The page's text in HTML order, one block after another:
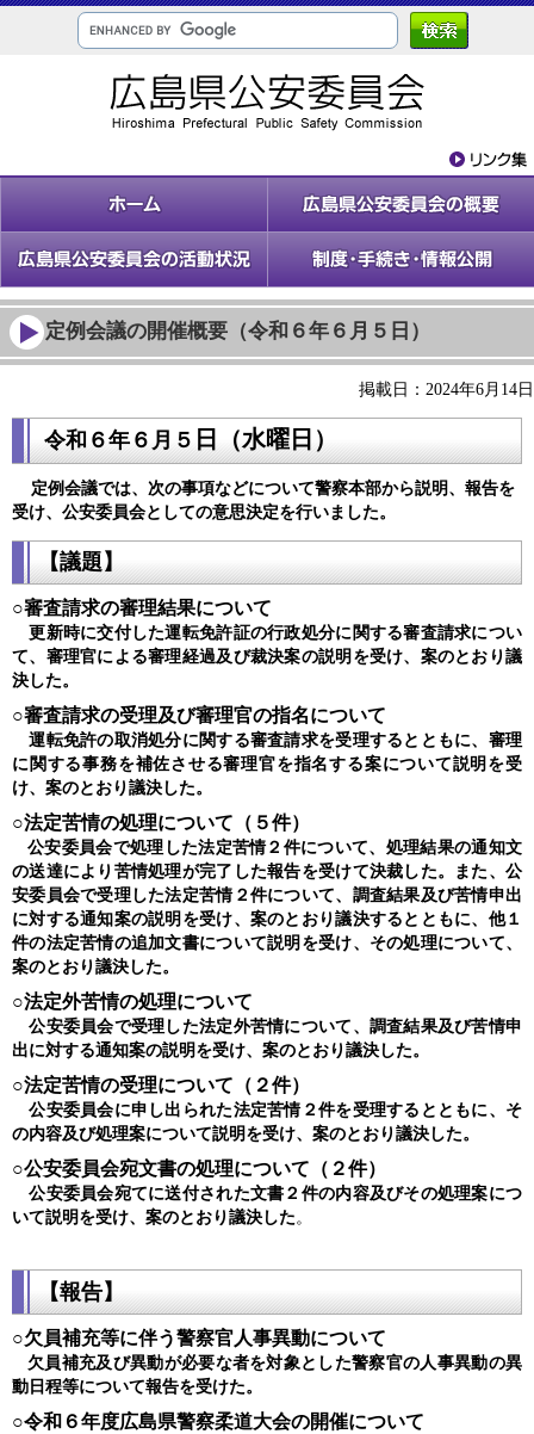
定例会議の開催概要（令和６年６月５日）
掲載日：2024年6月14日
令和６年６ 月５ 日（水曜日）
定例会議では、次の事項などについて警察本部から説明、報告を
受け、公安委員会としての意思決定を行いました。
【議題】
○審査請求の審理結果について
更新時に交付した運転免許証の行政処分に関する審査請求につい
て、審理官による審理経過及び裁決案の説明を受け、案のとおり議
決した。
○審査請求の受理及び審理官の指名について
運転免許の取消処分に関する審査請求を受理するとともに、審理
に関する事務を補佐させる審理官を指名する案について説明を受
け、案のとおり議決した。
○法定苦情の処理について（５件）
公安委員会で処理した法定苦情２件について、処理結果の通知文
の送達により苦情処理が完了した報告を受けて決裁した。また、公
安委員会で受理した法定苦情２件について、調査結果及び苦情申出
に対する通知案の説明を受け、案のとおり議決するとともに、他１
件の法定苦情の追加文書について説明を受け、その処理について、
案のとおり議決した。
○法定外苦情の処理について
公安委員会で受理した法定外苦情について、調査結果及び苦情申
出に対する通知案の説明を受け、案のとおり議決した。
○法定苦情の受理について（２件）
公安委員会に申し出られた法定苦情２件を受理するとともに、そ
の内容及び処理案について説明を受け、案のとおり議決した。
○公安委員会宛文書の処理について（２件）
公安委員会宛てに送付された文書２件の内容及びその処理案につ
いて説明を受け、案のとおり議決した。
【報告】
○欠員補充等に伴う警察官人事異動について
欠員補充及び異動が必要な者を対象とした警察官の人事異動の異
動日程等について報告を受けた。
○令和６年度広島県警察柔道大会の開催について